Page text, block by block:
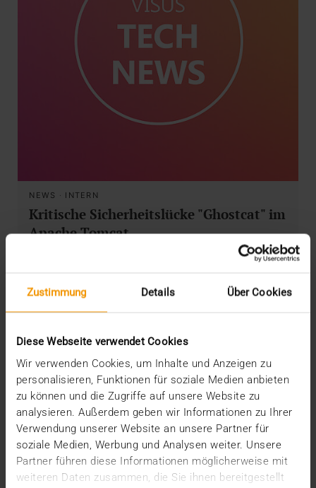
Zustimmung Details Über Cookies
Diese Webseite verwendet Cookies
Wir verwenden Cookies, um Inhalte und Anzeigen zu
personalisieren, Funktionen für soziale Medien anbieten
zu können und die Zugriffe auf unsere Website zu
analysieren. Außerdem geben wir Informationen zu Ihrer
Verwendung unserer Website an unsere Partner für
soziale Medien, Werbung und Analysen weiter. Unsere
Partner führen diese Informationen möglicherweise mit
weiteren Daten zusammen, die Sie ihnen bereitgestellt
NEWS · INTERN
Kritische Sicherheitslücke "Ghostcat" im
Apache Tomcat
ob bekannt gewordene Sicherheitslücken von…
VISUS HEALTH IT
MEHR ERFAHREN